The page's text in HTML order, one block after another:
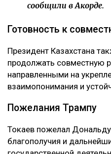
сообщили в Акорде.
Готовность к
Президент Казахстана
продолжать совместную
направленными на
взаимопонимания и
Пожелания Трампу
Токаев пожелал
благополучия и